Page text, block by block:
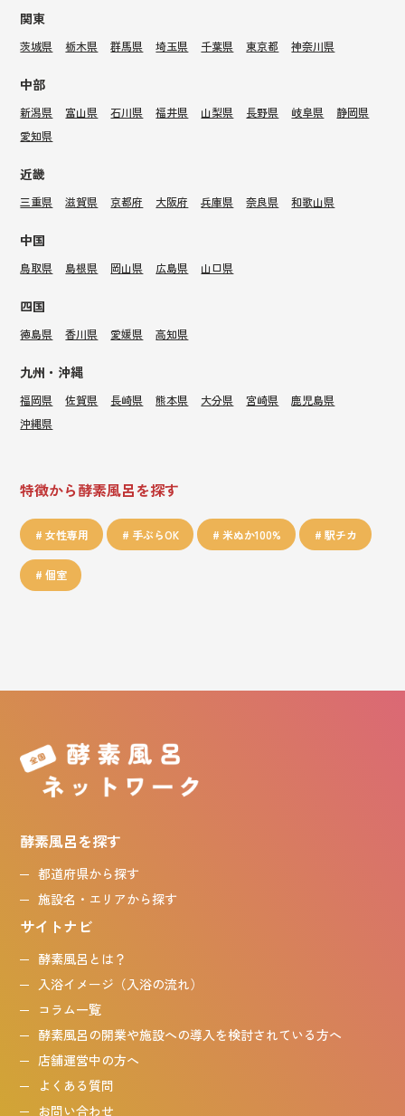
関東
茨城県 栃木県 群馬県 埼玉県 千葉県 東京都 神奈川県
中部
新潟県 富山県 石川県 福井県 山梨県 長野県 岐阜県
静岡県
愛知県
近畿
三重県 滋賀県 京都府 大阪府 兵庫県 奈良県 和歌山県
中国
鳥取県 島根県 岡山県 広島県 山口県
四国
徳島県 香川県 愛媛県 高知県
九州・沖縄
福岡県 佐賀県 長崎県 熊本県 大分県 宮崎県
鹿児島県
沖縄県
特徴から酵素風呂を探す
女性専用 手ぶらOK 米ぬか100% 駅チカ
個室
酵素風呂を探す
都道府県から探す
施設名・エリアから探す
サイトナビ
酵素風呂とは？
入浴イメージ（入浴の流れ）
コラム一覧
酵素風呂の開業や施設への導入を検討されている方へ
店舗運営中の方へ
よくある質問
お問い合わせ